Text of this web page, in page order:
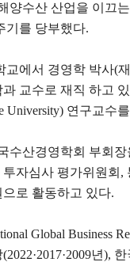
양수산 산업을 이끄
기를 당부했다.
교에서 경영학 박사(
교수로 재직 하고
University) 연구교수
수산경영학회 부회
자심사 평가위원회 ,
로 활동하고 있다.
Global Business
(2022·2017·2009년), 한